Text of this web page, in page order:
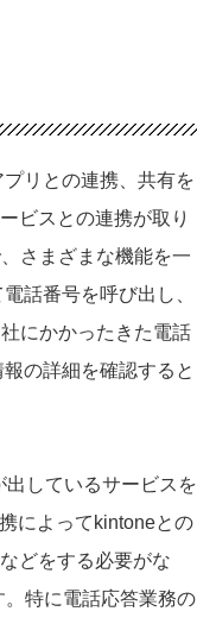
リとの連携、共有を
ビスとの連携が取り
さまざまな機能を一
話番号を呼び出し、
にかかったきた電話
の詳細を確認すると
しているサービスを
によってkintoneとの
どをする必要がな
特に電話応答業務の